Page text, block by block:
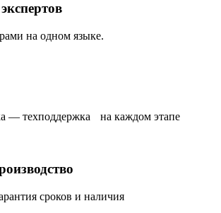
на одном языке.
— техподдержка на каждом этапе
сроков и наличия